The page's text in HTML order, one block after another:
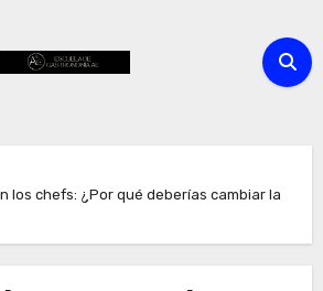
los chefs: ¿Por qué deberías cambiar la